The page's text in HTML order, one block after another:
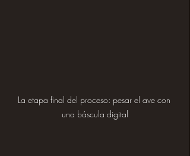
La etapa final del proceso: pesar el ave con
una báscula digital